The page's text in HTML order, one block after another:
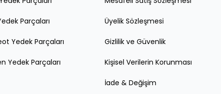
Parçaları
Yedek Parçaları
Yedek Parçaları
Üyelik Sözleşmesi
Gizlilik ve Güvenlik
Kişisel Verilerin Korunması
İade & Değişim